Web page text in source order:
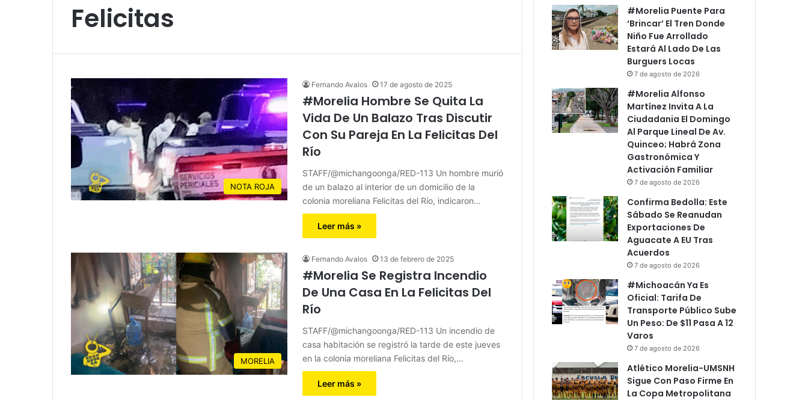
Felicitas
NOTA ROJA
Fernando Avalos 17 de agosto de 2025
#Morelia Hombre Se Quita La
Vida De Un Balazo Tras Discutir
Con Su Pareja En La Felicitas Del
Río
STAFF/@michangoonga/RED-113 Un hombre murió
de un balazo al interior de un domicilio de la
colonia moreliana Felicitas del Río, indicaron…
Leer más »
MORELIA
Fernando Avalos 13 de febrero de 2025
#Morelia Se Registra Incendio
De Una Casa En La Felicitas Del
Río
STAFF/@michangoonga/RED-113 Un incendio de
casa habitación se registró la tarde de este jueves
en la colonia moreliana Felicitas del Río,…
Leer más »
#Morelia Puente Para
‘Brincar’ El Tren Donde
Niño Fue Arrollado
Estará Al Lado De Las
Burguers Locas
7 de agosto de 2026
#Morelia Alfonso
Martínez Invita A La
Ciudadania El Domingo
Al Parque Lineal De Av.
Quinceo; Habrá Zona
Gastronómica Y
Activación Familiar
7 de agosto de 2026
Confirma Bedolla: Este
Sábado Se Reanudan
Exportaciones De
Aguacate A EU Tras
Acuerdos
7 de agosto de 2026
#Michoacán Ya Es
Oficial: Tarifa De
Transporte Público Sube
Un Peso: De $11 Pasa A 12
Varos
7 de agosto de 2026
Atlético Morelia-UMSNH
Sigue Con Paso Firme En
La Copa Metropolitana